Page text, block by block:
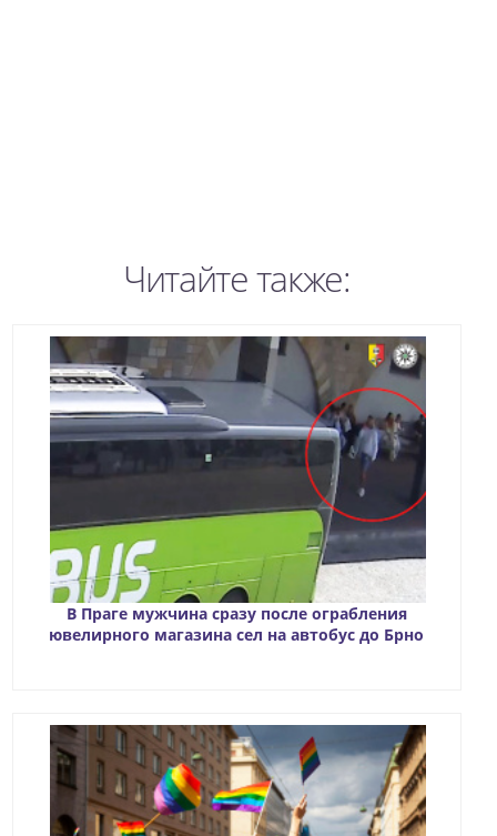
Читайте также:
В Праге мужчина сразу после ограбления
ювелирного магазина сел на автобус до Брно